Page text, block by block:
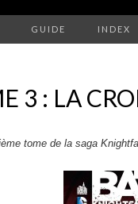
GUIDE INDEX
3 : LA
tome de la saga